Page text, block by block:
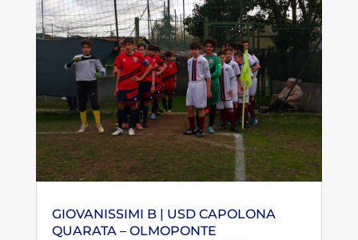
GIOVANISSIMI B | USD CAPOLONA
QUARATA – OLMOPONTE